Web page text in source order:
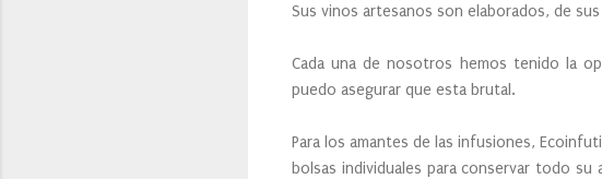
Sus vinos artesanos son elaborados, de
Cada una de nosotros hemos tenido la
puedo asegurar que esta brutal.
Para los amantes de las infusiones,
bolsas individuales para conservar todo